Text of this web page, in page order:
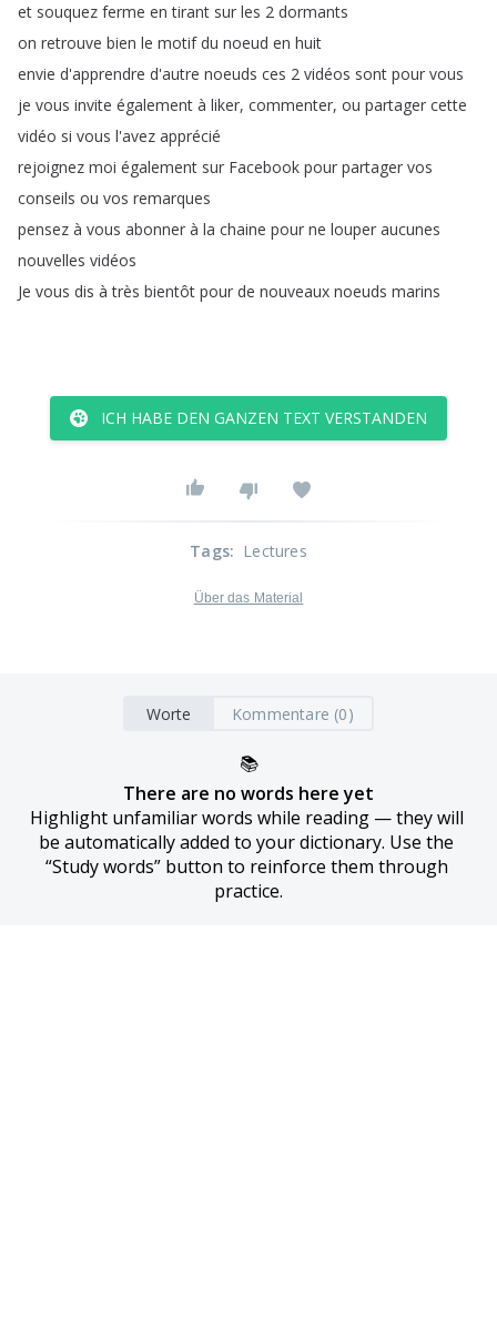
et souquez ferme en tirant sur les 2 dormants
on retrouve bien le motif du noeud en huit
envie d'apprendre d'autre noeuds ces 2 vidéos sont pour vous
je vous invite également à liker, commenter, ou partager cette
vidéo si vous l'avez apprécié
rejoignez moi également sur Facebook pour partager vos
conseils ou vos remarques
pensez à vous abonner à la chaine pour ne louper aucunes
nouvelles vidéos
Je vous dis à très bientôt pour de nouveaux noeuds marins
ICH HABE DEN GANZEN TEXT VERSTANDEN
Tags: Lectures
Über das Material
Worte Kommentare (0)
📚
There are no words here yet
Highlight unfamiliar words while reading — they will
be automatically added to your dictionary. Use the
“Study words” button to reinforce them through
practice.